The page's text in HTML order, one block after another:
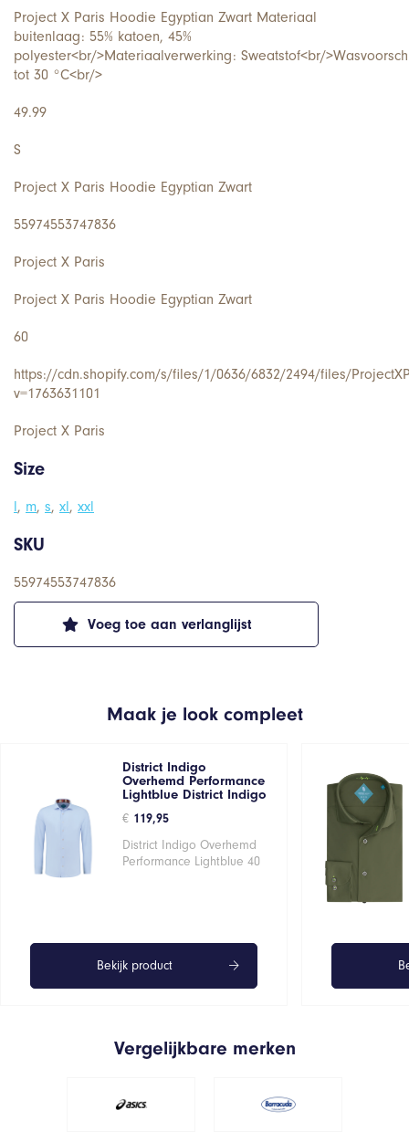
Voeg toe aan verlanglijst
Project X Paris Hoodie Egyptian Zwart Materiaal
buitenlaag: 55% katoen, 45%
polyester<br/>Materiaalverwerking: Sweatstof<br/
tot 30 °C<br/>
49.99
S
Project X Paris Hoodie Egyptian Zwart
55974553747836
Project X Paris
Project X Paris Hoodie Egyptian Zwart
60
https://cdn.shopify.com/s/files/1/0636/6832/2494/files/
v=1763631101
Project X Paris
Size
l, m, s, xl, xxl
SKU
55974553747836
Maak je look compleet
District Indigo
Overhemd Performance
Lightblue District Indigo
€ 119,95
District Indigo Overhemd
Performance Lightblue 40
Bekijk product
Vergelijkbare merken